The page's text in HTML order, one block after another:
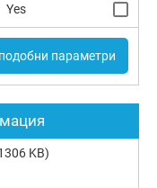
Yes
параметри
KB)